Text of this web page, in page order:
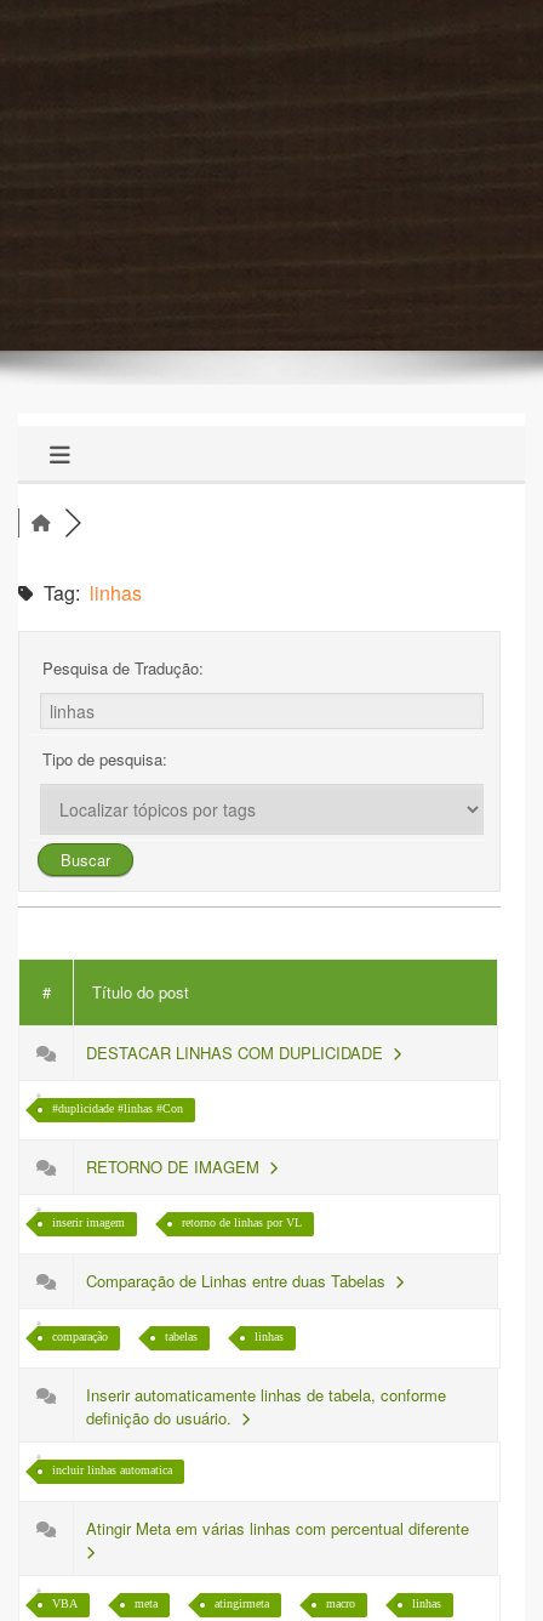
Tag: linhas
Pesquisa de Tradução:
Tipo de pesquisa:
# Título do post
DESTACAR LINHAS COM DUPLICIDADE
#duplicidade #linhas #Con
RETORNO DE IMAGEM
inserir imagem retorno de linhas por VL
Comparação de Linhas entre duas Tabelas
comparação tabelas linhas
Inserir automaticamente linhas de tabela, conforme
definição do usuário.
incluir linhas automatica
Atingir Meta em várias linhas com percentual diferente
VBA meta atingirmeta macro linhas